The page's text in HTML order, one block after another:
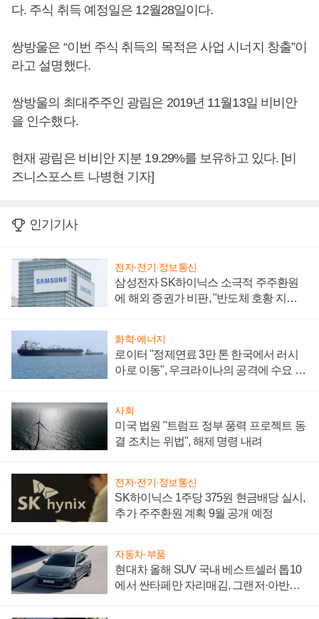
다. 주식 취득 예정일은 12월28일이다.
쌍방울은 “이번 주식 취득의 목적은 사업 시너지 창출”이
라고 설명했다.
쌍방울의 최대주주인 광림은 2019년 11월13일 비비안
을 인수했다.
현재 광림은 비비안 지분 19.29%를 보유하고 있다. [비
즈니스포스트 나병현 기자]
인기기사
전자·전기·정보통신
삼성전자 SK하이닉스 소극적 주주환원
에 해외 증권가 비판, "반도체 호황 지속
화학·에너지
로이터 "정제연료 3만 톤 한국에서 러시
아로 이동", 우크라이나의 공격에 수요 늘
사회
미국 법원 "트럼프 정부 풍력 프로젝트 동
결 조치는 위법", 해제 명령 내려
전자·전기·정보통신
SK하이닉스 1주당 375원 현금배당 실시,
추가 주주환원 계획 9월 공개 예정
자동차·부품
현대차 올해 SUV 국내 베스트셀러 톱10
에서 싼타페만 자리매김, 그랜저·아반떼